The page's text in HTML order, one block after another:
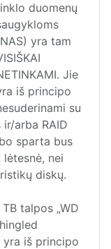
duomenų
yra tam
Jie
iš principo
su
arba RAID
sparta bus
nei
diskų.
talpos „WD
iš principo